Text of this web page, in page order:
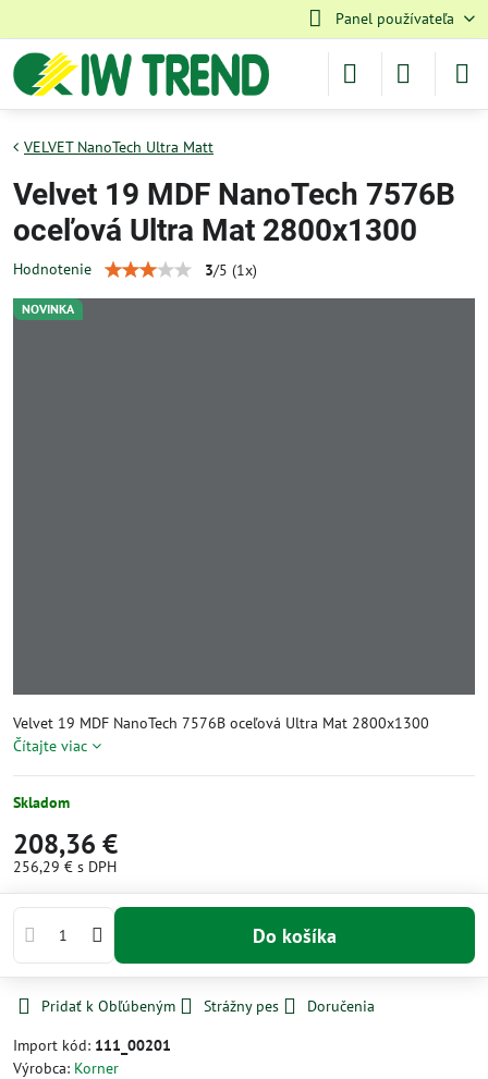
Panel používateľa
NOVINKA
VELVET NanoTech Ultra Matt
Velvet 19 MDF NanoTech 7576B
oceľová Ultra Mat 2800x1300
Hodnotenie 3/5 (1x)
Velvet 19 MDF NanoTech 7576B oceľová Ultra Mat 2800x1300
Čítajte viac
Skladom
208,36 €
256,29 € s DPH
Do košíka
Pridať k Obľúbeným Strážny pes
Doručenia
Import kód: 111_00201
Výrobca: Korner